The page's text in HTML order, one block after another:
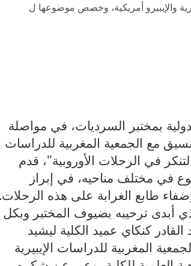
والإيبيرو أمريكية، وخصص موضوعها ل
بمختبر السرديات، في مواصلة
مع الجمعية المغربية للدراسات
في الرحلات الأوروبية"، قدم
في مختلف مناحيه، في إبراز
طابع الغرابة على هذه الرحلات.
أبدى ترحيبه بضيوف المختبر وبكل
كنكاي عميد الكلية ليشيد
المغربية للدراسات الإيبيرية